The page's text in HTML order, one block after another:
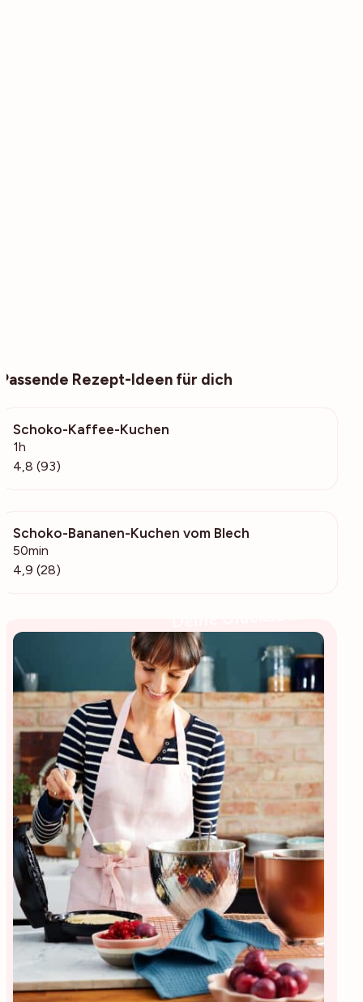
Passende Rezept-Ideen für dich
Schoko-Kaffee-Kuchen
1h
4,8 (93)
Schoko-Bananen-Kuchen vom Blech
50min
4,9 (28)